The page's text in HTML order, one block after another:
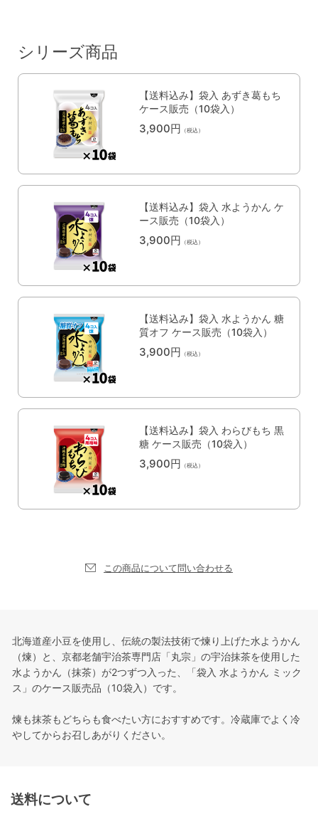
シリーズ商品
【送料込み】袋入 あずき葛もち
ケース販売（10袋入）
3,900円 （税込）
【送料込み】袋入 水ようかん ケ
ース販売（10袋入）
3,900円 （税込）
【送料込み】袋入 水ようかん 糖
質オフ ケース販売（10袋入）
3,900円 （税込）
【送料込み】袋入 わらびもち 黒
糖 ケース販売（10袋入）
3,900円 （税込）
この商品について問い合わせる
北海道産小豆を使用し、伝統の製法技術で煉り上げた水ようかん
（煉）と、京都老舗宇治茶専門店「丸宗」の宇治抹茶を使用した
水ようかん（抹茶）が2つずつ入った、「袋入 水ようかん ミック
ス」のケース販売品（10袋入）です。
煉も抹茶もどちらも食べたい方におすすめです。冷蔵庫でよく冷
やしてからお召しあがりください。
送料について